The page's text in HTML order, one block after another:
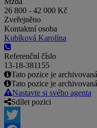
26 800 - 42 000 Kč
Zveřejněno
Kontaktní osoba
Kubíková Karolína
Referenční číslo
13-18-381155
Tato pozice je archivovaná
Tato pozice je archivovaná
Nastavte si svého agenta
Sdílet pozici